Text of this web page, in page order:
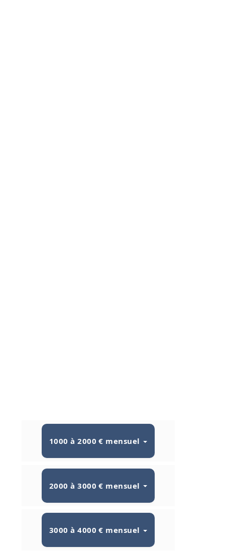
1000 à 2000 € mensuel
2000 à 3000 € mensuel
3000 à 4000 € mensuel